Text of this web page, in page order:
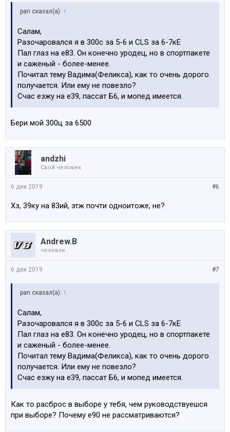
pan сказал(а): ↑
Салам,
Разочаровался я в 300с за 5-6 и CLS за 6-7кЕ
Пал глаз на е83. Он конечно уродец, но в спортпакете
и саженый - более-менее.
Почитал тему Вадима(Феликса), как то очень дорого
получается. Или ему не повезло?
Счас езжу на е39, пассат Б6, и мопед имеется.
Бери мой 300ц за 6500
аndzhi
Свой человек
#6
6 дек 2019
Хз, 39ку на 83ий, этж почти одноитоже, не?
Andrew.B
человек
#7
6 дек 2019
pan сказал(а): ↑
Салам,
Разочаровался я в 300с за 5-6 и CLS за 6-7кЕ
Пал глаз на е83. Он конечно уродец, но в спортпакете
и саженый - более-менее.
Почитал тему Вадима(Феликса), как то очень дорого
получается. Или ему не повезло?
Счас езжу на е39, пассат Б6, и мопед имеется.
Как то расброс в выборе у тебя, чем руководствуешся
при выборе? Почему е90 не рассматриваются?